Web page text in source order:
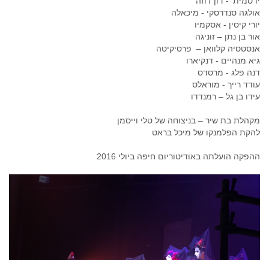
אולגה סנדרסקי - מיכאלה
יורי קיסין - אסקמיו
אור בן נתן – זוניגה
אנסטסיה קלוואן – פרסיקיטה
גיא מנהיים - דנקיארו
דנה פלג - מרסדס
עודד רייך - מוראלס
עידו בן גל – רמנדדו
מקהלת בת שיר – בניצוחה של טלי וייסמן
להקת הפלמנקו של מיכל בראט
ההפקה הועלתה באודיטוריום חיפה ביולי 2016